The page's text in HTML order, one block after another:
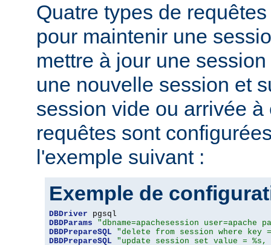
Quatre types de
pour maintenir une
mettre à jour une
une nouvelle session et
session vide ou arrivée
requêtes sont
l'exemple suivant :
Exemple de
DBDriver
DBDParams
"dbname=apachesession user=apache
DBDPrepareSQL "delete from session where key
DBDPrepareSQL "update session set value =